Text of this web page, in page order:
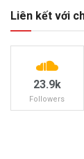
Liên kết với
23.9k
Followers